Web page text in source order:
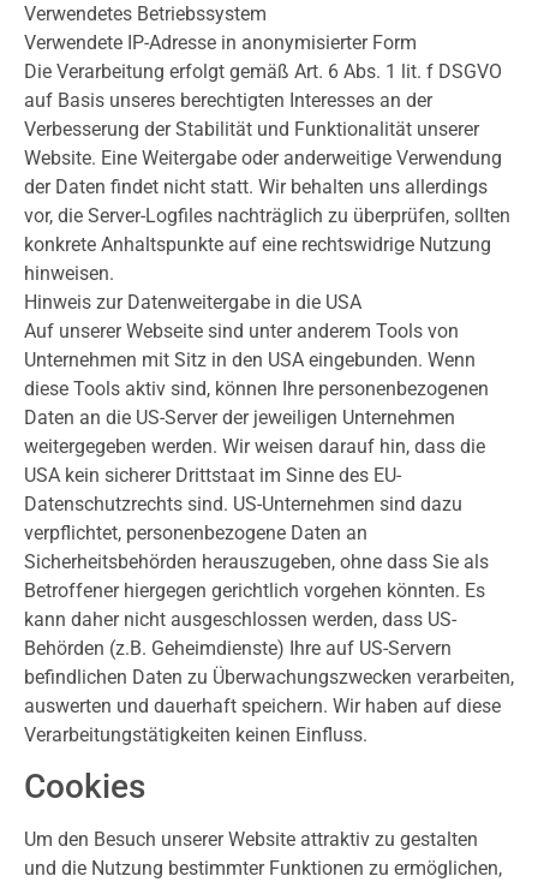
Verwendetes Betriebssystem
Verwendete IP-Adresse in anonymisierter Form
Die Verarbeitung erfolgt gemäß Art. 6 Abs. 1 lit. f DSGVO
auf Basis unseres berechtigten Interesses an der
Verbesserung der Stabilität und Funktionalität unserer
Website. Eine Weitergabe oder anderweitige Verwendung
der Daten findet nicht statt. Wir behalten uns allerdings
vor, die Server-Logfiles nachträglich zu überprüfen, sollten
konkrete Anhaltspunkte auf eine rechtswidrige Nutzung
hinweisen.
Hinweis zur Datenweitergabe in die USA
Auf unserer Webseite sind unter anderem Tools von
Unternehmen mit Sitz in den USA eingebunden. Wenn
diese Tools aktiv sind, können Ihre personenbezogenen
Daten an die US-Server der jeweiligen Unternehmen
weitergegeben werden. Wir weisen darauf hin, dass die
USA kein sicherer Drittstaat im Sinne des EU-
Datenschutzrechts sind. US-Unternehmen sind dazu
verpflichtet, personenbezogene Daten an
Sicherheitsbehörden herauszugeben, ohne dass Sie als
Betroffener hiergegen gerichtlich vorgehen könnten. Es
kann daher nicht ausgeschlossen werden, dass US-
Behörden (z.B. Geheimdienste) Ihre auf US-Servern
befindlichen Daten zu Überwachungszwecken verarbeiten,
auswerten und dauerhaft speichern. Wir haben auf diese
Verarbeitungstätigkeiten keinen Einfluss.
Cookies
Um den Besuch unserer Website attraktiv zu gestalten
und die Nutzung bestimmter Funktionen zu ermöglichen,